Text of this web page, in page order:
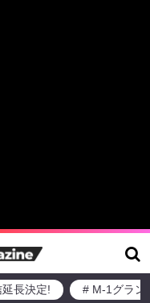
グローバルに活躍す
曲となるデジタルシ